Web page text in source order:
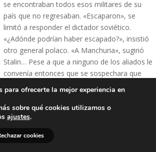
se encontraban todos esos militares de su
país que no regresaban. «Escaparon», se
limitó a responder el dictador soviético.
«¿Adónde podrían haber escapado?», insistió
otro general polaco. «A Manchuria», sugirió
Stalin… Pese a que a ninguno de los aliados le
convenía entonces que se sospechara que
crímenes, Polonia se mostró reacia a aceptar
como buenas estas explicaciones. Meses
después, las relaciones de Sikorski con Stalin
para ofrecerte la mejor experiencia en
sobre qué cookies utilizamos o
ajustes.
cookies